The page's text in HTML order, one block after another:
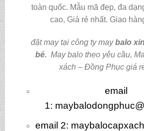
toàn quốc. Mẫu mã đẹp, đa
cao, Giá rẻ nhất. Giao
đặt may tại công ty maybalo
bé. May balo theo yêu cầu,
xách – Đồng Phục giá
email
1:
email 2: